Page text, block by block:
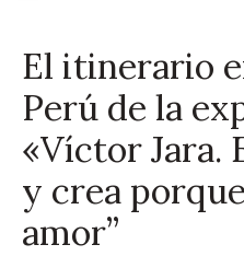
El itinerario
Perú de la
«Víctor Jara.
y crea
amor”